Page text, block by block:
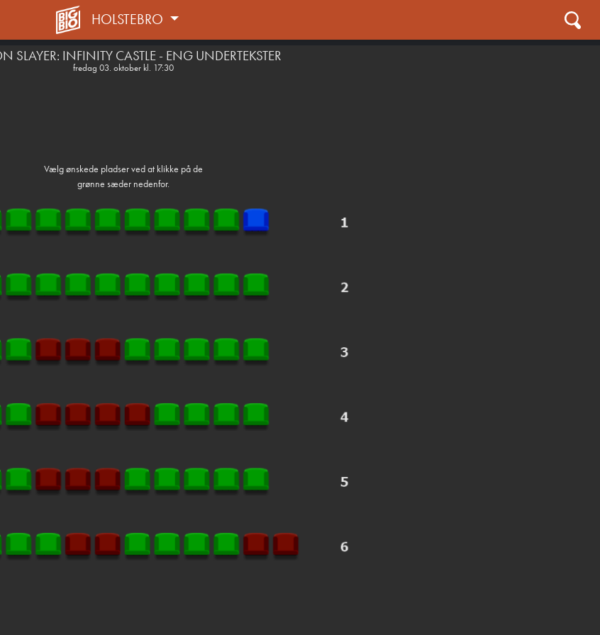
HOLSTEBRO
SLAYER: INFINITY CASTLE - ENG UNDERTEKSTER
fredag 03. oktober kl. 17:30
Vælg ønskede pladser ved at klikke på de
grønne sæder nedenfor.
front03-cc 031001